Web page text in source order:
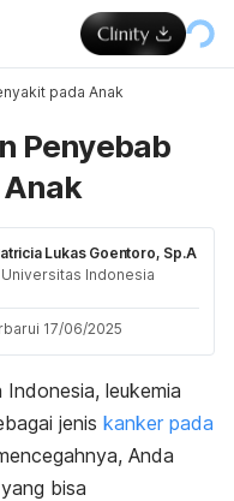
pada Anak
Penyebab
Lukas Goentoro, Sp.A
Universitas Indonesia
17/06/2025
leukemia
jenis kanker pada
Anda
bisa